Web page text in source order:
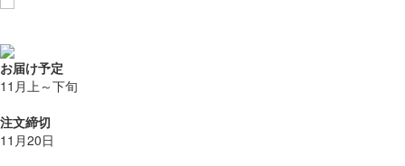
お届け予定
11月上～下旬
注文締切
11月20日